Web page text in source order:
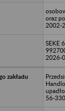
oraz
2002-
SEKE
2026-
56-